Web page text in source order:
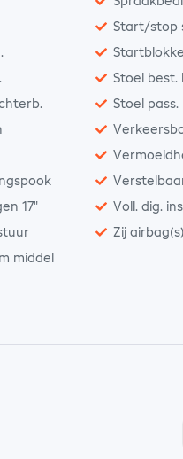
17"
middel
Start/stop
Stoel best.
Stoel
Voll. dig.
Zij